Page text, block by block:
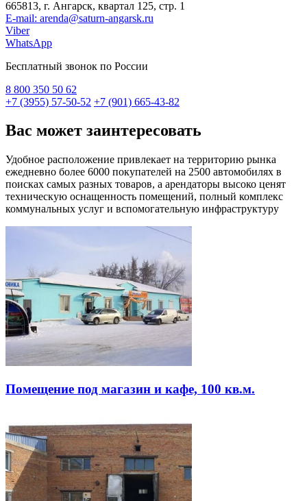
665813, г. Ангарск, квартал 125, стр. 1
E-mail: arenda@saturn-angarsk.ru
Viber
WhatsApp
Бесплатный звонок по России
8 800 350 50 62
+7 (3955) 57-50-52 +7 (901) 665-43-82
Вас может заинтересовать
Удобное расположение привлекает на территорию рынка
ежедневно более 6000 покупателей на 2500 автомобилях в
поисках самых разных товаров, а арендаторы высоко ценят
техническую оснащенность помещений, полный комплекс
коммунальных услуг и вспомогательную инфраструктуру
Помещение под магазин и кафе, 100 кв.м.